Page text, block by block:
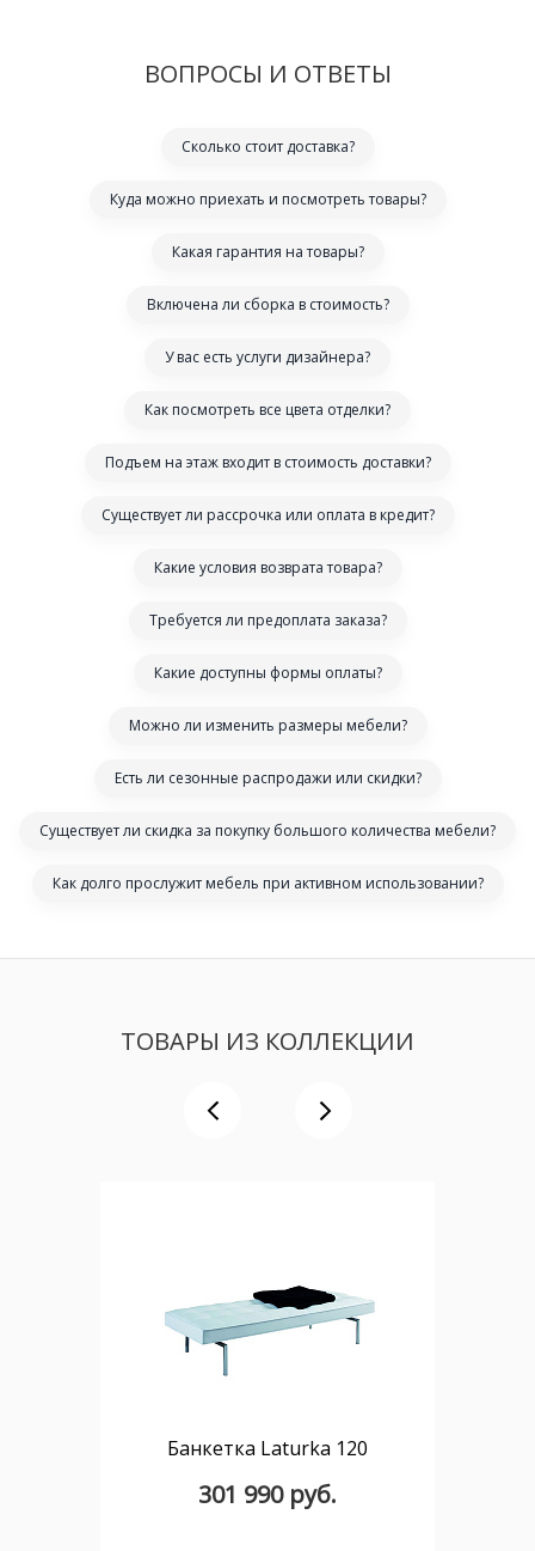
ВОПРОСЫ И ОТВЕТЫ
Сколько стоит доставка?
Куда можно приехать и посмотреть товары?
Какая гарантия на товары?
Включена ли сборка в стоимость?
У вас есть услуги дизайнера?
Как посмотреть все цвета отделки?
Подъем на этаж входит в стоимость доставки?
Существует ли рассрочка или оплата в кредит?
Какие условия возврата товара?
Требуется ли предоплата заказа?
Какие доступны формы оплаты?
Можно ли изменить размеры мебели?
Есть ли сезонные распродажи или скидки?
Существует ли скидка за покупку большого количества мебели?
Как долго прослужит мебель при активном использовании?
ТОВАРЫ ИЗ КОЛЛЕКЦИИ
Банкетка Laturka 120
301 990 руб.